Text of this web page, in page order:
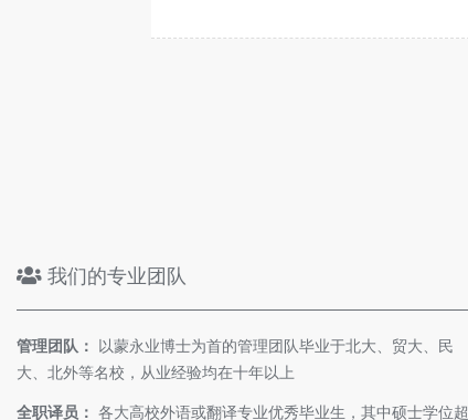
我们的专业团队
管理团队：
以蒙永业博士为首的管理团队毕业于北大、贸大、民
大、北外等名校，从业经验均在十年以上
全职译员： 各大高校外语或翻译专业优秀毕业生，其中硕士学位超